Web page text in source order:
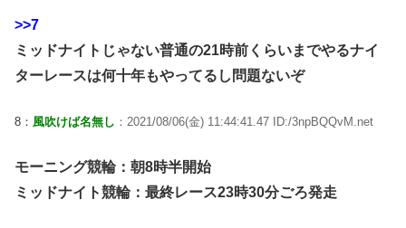
>>7
ミッドナイトじゃない普通の21時前くらいまでやるナイ
ターレースは何十年もやってるし問題ないぞ
8： 風吹けば名無し ：2021/08/06(金) 11:44:41.47 ID:/3npBQQvM.net
モーニング競輪：朝8時半開始
ミッドナイト競輪：最終レース23時30分ごろ発走